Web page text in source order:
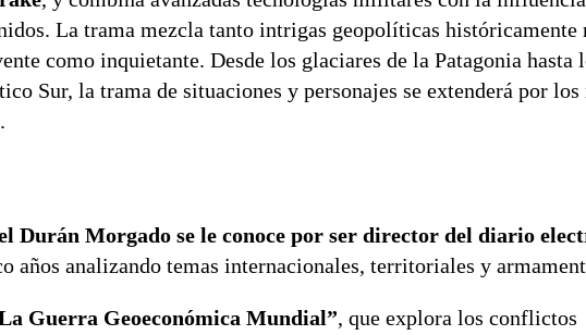
La trama mezcla tanto intrigas geopolíticas históricamente
como inquietante. Desde los glaciares de la Patagonia hasta
Sur, la trama de situaciones y personajes se extenderá por los
Durán Morgado se le conoce por ser director del diario
años analizando temas internacionales, territoriales y
Guerra Geoeconómica Mundial”, que explora los conflictos